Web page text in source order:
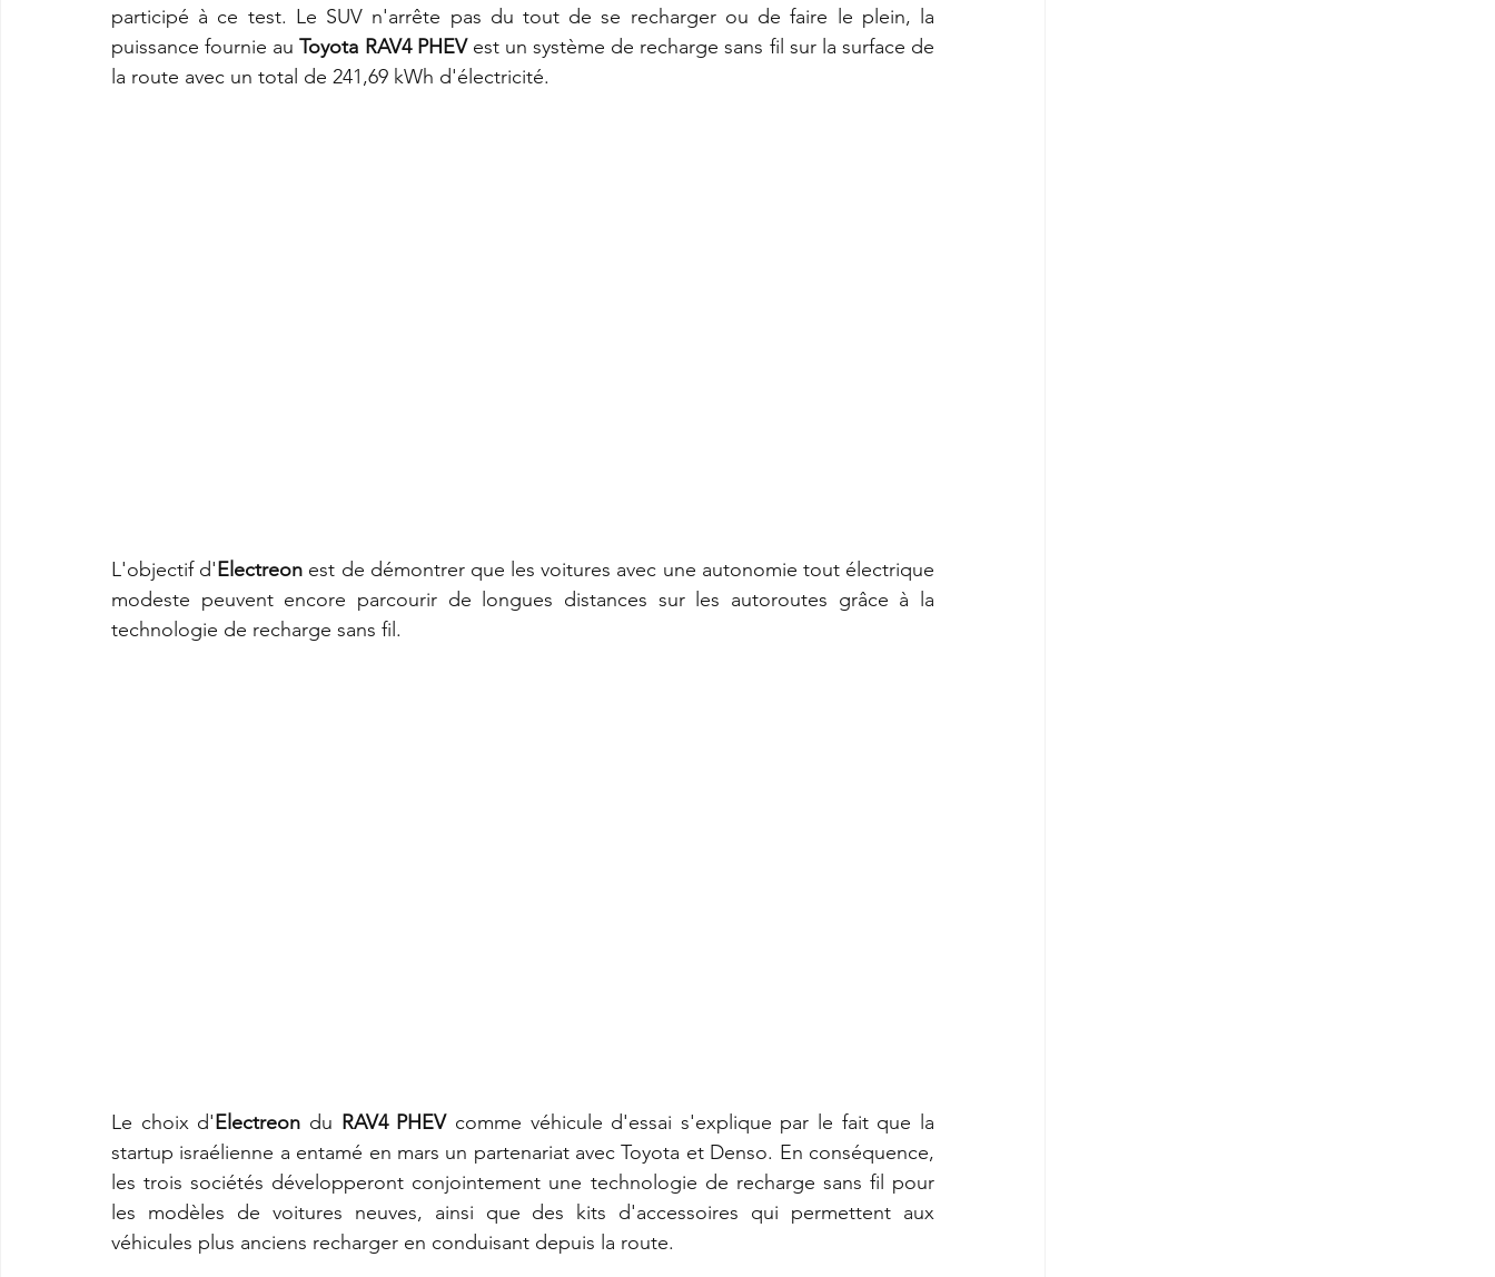
participé à ce test. Le SUV n'arrête pas du tout de se recharger ou de faire le plein, la
puissance fournie au Toyota RAV4 PHEV est un système de recharge sans fil sur la surface de
la route avec un total de 241,69 kWh d'électricité.
L'objectif d'Electreon est de démontrer que les voitures avec une autonomie tout électrique
modeste peuvent encore parcourir de longues distances sur les autoroutes grâce à la
technologie de recharge sans fil.
Le choix d'Electreon du RAV4 PHEV comme véhicule d'essai s'explique par le fait que la
startup israélienne a entamé en mars un partenariat avec Toyota et Denso. En conséquence,
les trois sociétés développeront conjointement une technologie de recharge sans fil pour
les modèles de voitures neuves, ainsi que des kits d'accessoires qui permettent aux
véhicules plus anciens recharger en conduisant depuis la route.